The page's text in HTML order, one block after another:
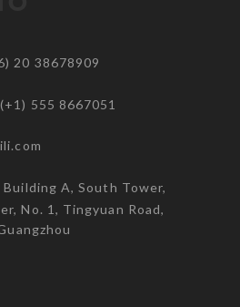
20 38678909
555 8667051
A, South Tower,
No. 1, Tingyuan Road,